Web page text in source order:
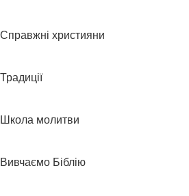
Справжні християни
Традиції
Школа молитви
Вивчаємо Біблію